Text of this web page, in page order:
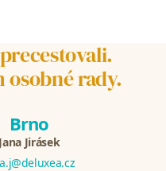
osobné rady.
Brno
Jana Jirásek